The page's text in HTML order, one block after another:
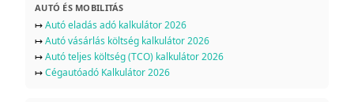
AUTÓ ÉS MOBILITÁS
↦Autó eladás adó kalkulátor 2026
↦Autó vásárlás költség kalkulátor 2026
↦Autó teljes költség (TCO) kalkulátor 2026
↦Cégautóadó Kalkulátor 2026